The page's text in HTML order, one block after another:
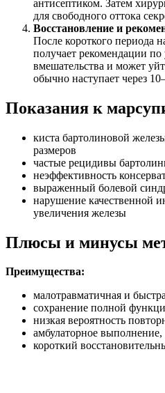
антисептиком. Затем
для свободного оттока
Восстановление и
После короткого периода
получает рекомендации по
вмешательства и может
обычно наступает через
Показания к
киста бартолиновой
размеров
частые рецидивы
неэффективность
выраженный болевой
нарушение качественной
увеличения железы
Плюсы и минусы
Преимущества:
малотравматичная и
сохранение полной
низкая вероятность
амбулаторное выполнение,
короткий